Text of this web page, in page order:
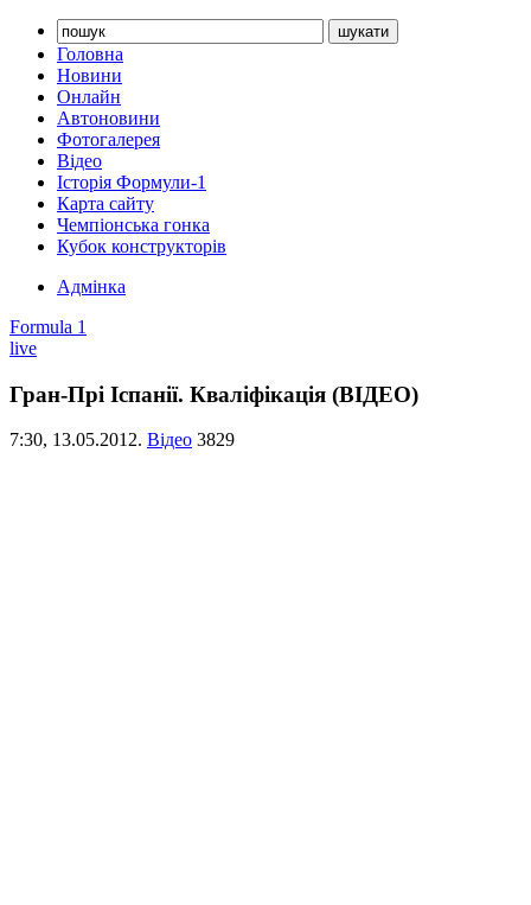
Головна
Новини
Онлайн
Автоновини
Фотогалерея
Відео
Історія Формули-1
Карта сайту
Чемпіонська гонка
Кубок конструкторів
Адмінка
Formula 1
live
Гран-Прі Іспанії. Кваліфікація (ВІДЕО)
7:30, 13.05.2012. Відео 3829